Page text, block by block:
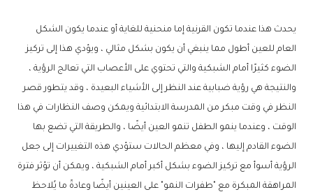
يحدث هذا عندما تكون القرنية إما منحنية للغاية أو عندما يكون الشكل
العام للعين أطول مما ينبغي أن يكون بشكل مثالي ، ويؤدي هذا إلى تركيز
الضوء كثيرًا أمام الشبكية والتي تحتوي على الأعصاب التي تعالج الرؤية ،
والنتيجة هي رؤية ضبابية عند النظر إلى الأشياء البعيدة ، وقد يتطور قصر
النظر في وقت مبكر من المدرسة الابتدائية ويمكن وصف النظارات في هذا
الوقت ، وعندما ينمو الطفل تنمو العين أيضًا ، والطريقة التي تضع بها
الضوء القادم إليها ، وفي معظم الحالات ستؤدي هذه التغييرات إلى جعل
الرؤية أسوأ مع تركيز الضوء بشكل أكبر أمام الشبكية ، ويمكن أن تؤثر فترة
المراهقة المبكرة مع "طفرات النمو" على العينين أيضًا وعادةً ما يُلاحظ